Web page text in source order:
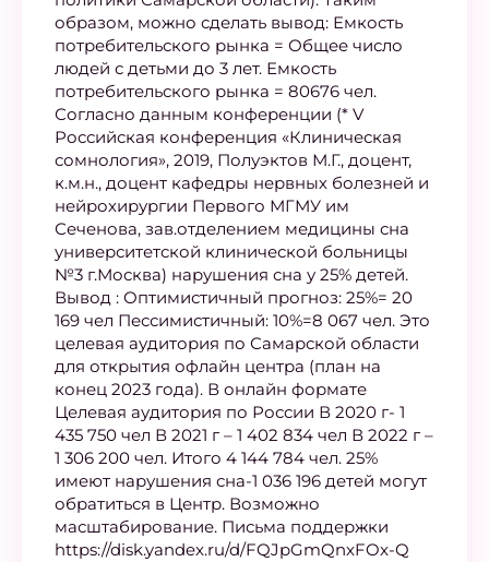
образом, можно сделать вывод: Емкость
потребительского рынка = Общее число
людей с детьми до 3 лет. Емкость
потребительского рынка = 80676 чел.
Согласно данным конференции (* V
Российская конференция «Клиническая
сомнология», 2019, Полуэктов М.Г., доцент,
к.м.н., доцент кафедры нервных болезней и
нейрохирургии Первого МГМУ им
Сеченова, зав.отделением медицины сна
университетской клинической больницы
№3 г.Москва) нарушения сна у 25% детей.
Вывод : Оптимистичный прогноз: 25%= 20
169 чел Пессимистичный: 10%=8 067 чел. Это
целевая аудитория по Самарской области
для открытия офлайн центра (план на
конец 2023 года). В онлайн формате
Целевая аудитория по России В 2020 г- 1
435 750 чел В 2021 г – 1 402 834 чел В 2022 г –
1 306 200 чел. Итого 4 144 784 чел. 25%
имеют нарушения сна-1 036 196 детей могут
обратиться в Центр. Возможно
масштабирование. Письма поддержки
https://disk.yandex.ru/d/FQJpGmQnxFOx-Q